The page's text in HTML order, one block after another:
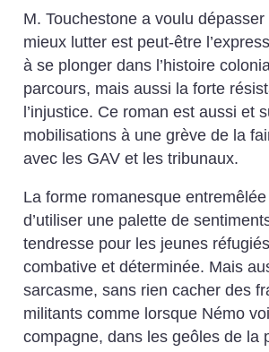
M. Touchestone a voulu
mieux lutter est peut-être
à se plonger dans l’histoire
parcours, mais aussi la forte
l’injustice. Ce roman est aussi et
mobilisations à une grève de la
avec les GAV et les tribunaux.
La forme romanesque
d’utiliser une palette de
tendresse pour les jeunes
combative et déterminée. Mais
sarcasme, sans rien cacher des
militants comme lorsque Némo
compagne, dans les geôles de la